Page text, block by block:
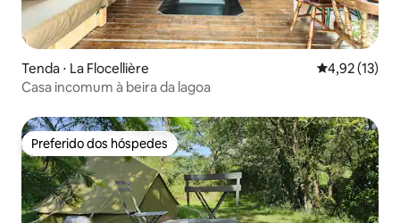
Tenda ⋅ La Flocellière 4,92 de uma
4,92 (13)
Casa incomum à beira da lagoa
Preferido dos hóspedes
Preferido dos hóspedes